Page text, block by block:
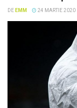
DE EMM 24 MARTIE 2020